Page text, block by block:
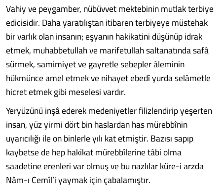
Vahiy ve peygamber, nübüvvet mektebinin mutlak terbiye
edicisidir. Daha yaratılıştan itibaren terbiyeye müstehak
bir varlık olan insanın; eşyanın hakikatini düşünüp idrak
etmek, muhabbetullah ve marifetullah saltanatında safâ
sürmek, samimiyet ve gayretle sebepler âleminin
hükmünce amel etmek ve nihayet ebedî yurda selâmetle
hicret etmek gibi meselesi vardır.
Yeryüzünü inşâ ederek medeniyetler filizlendirip yeşerten
insan, yüz yirmi dört bin haslardan has mürebbînin
uyarıcılığı ile on binlerle yılı kat etmiştir. Bazısı sapıp
kaybetse de hep hakikat mürebbîlerine tâbi olma
saadetine erenleri var olmuş ve bu nazlılar küre-i arzda
Nâm-ı Cemîl’i yaymak için çabalamıştır.